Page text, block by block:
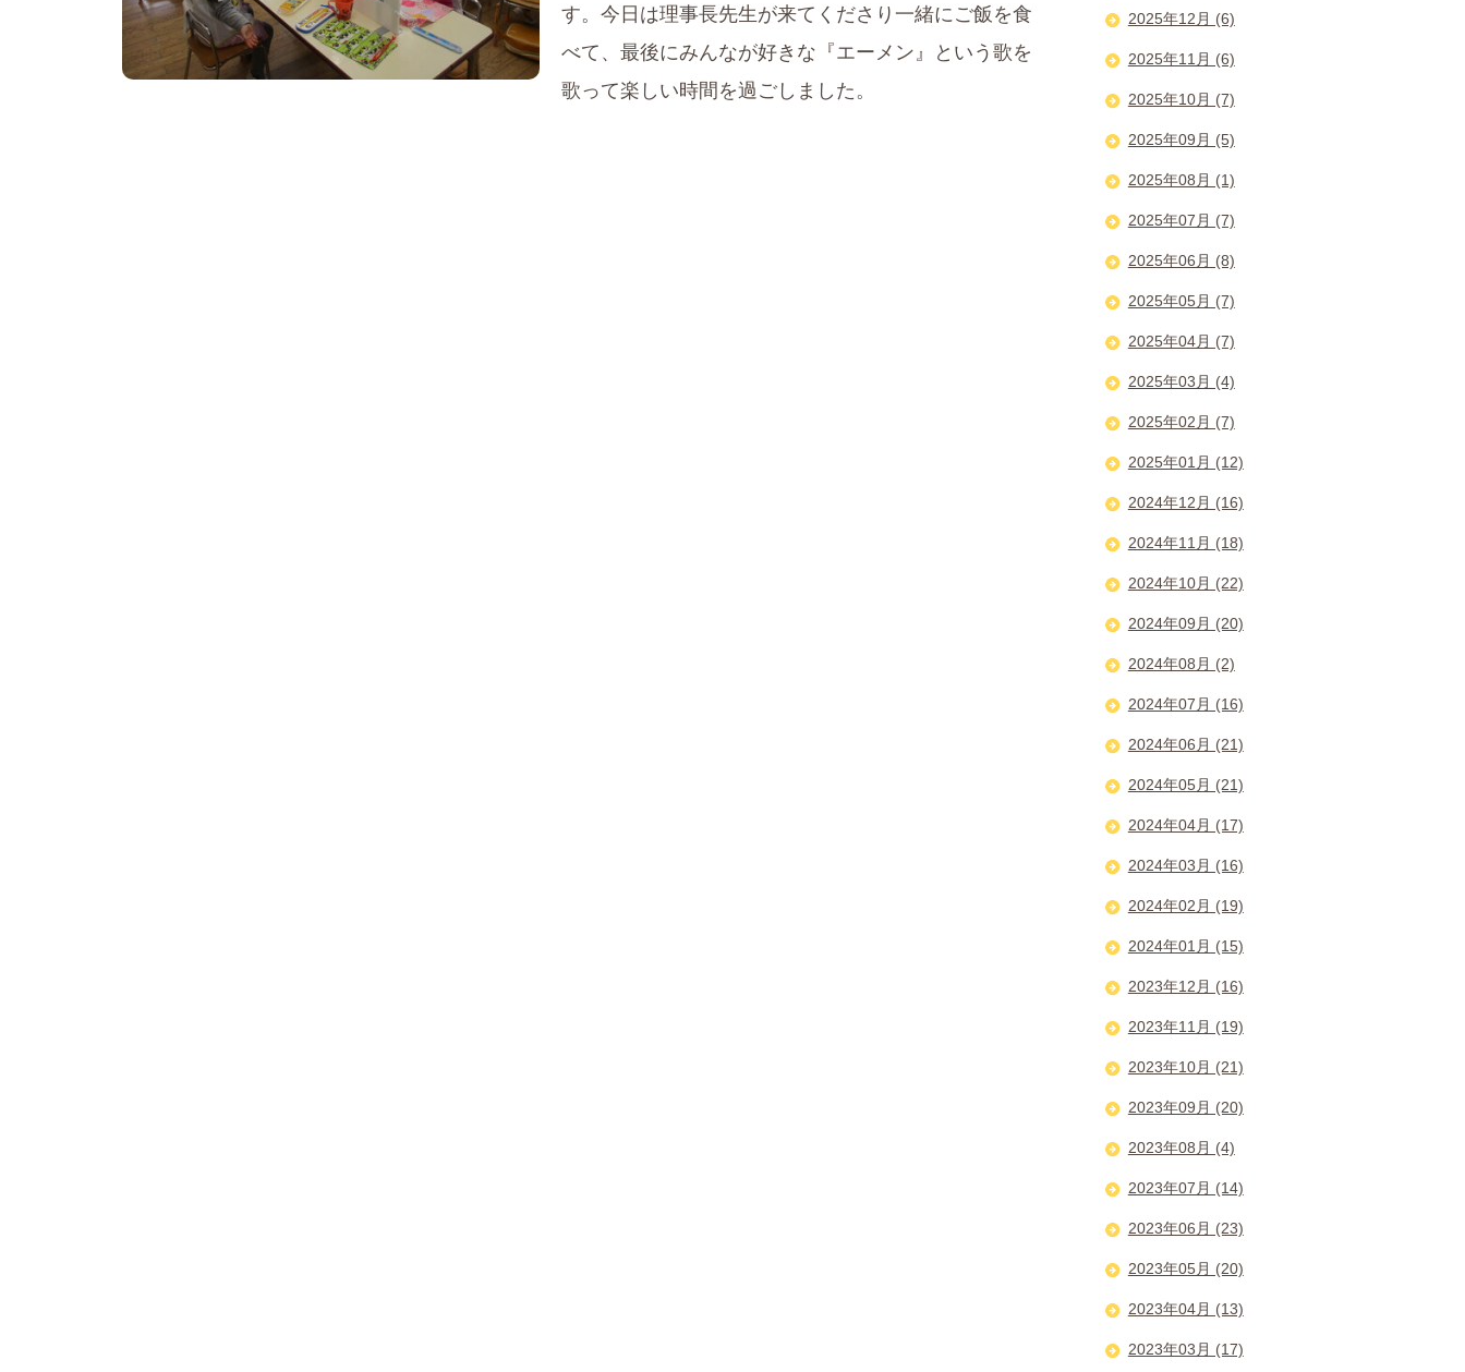
す。今日は理事長先生が来てくださり一緒にご飯を食
べて、最後にみんなが好きな『エーメン』という歌を
歌って楽しい時間を過ごしました。
2025年12月 (6)
2025年11月 (6)
2025年10月 (7)
2025年09月 (5)
2025年08月 (1)
2025年07月 (7)
2025年06月 (8)
2025年05月 (7)
2025年04月 (7)
2025年03月 (4)
2025年02月 (7)
2025年01月 (12)
2024年12月 (16)
2024年11月 (18)
2024年10月 (22)
2024年09月 (20)
2024年08月 (2)
2024年07月 (16)
2024年06月 (21)
2024年05月 (21)
2024年04月 (17)
2024年03月 (16)
2024年02月 (19)
2024年01月 (15)
2023年12月 (16)
2023年11月 (19)
2023年10月 (21)
2023年09月 (20)
2023年08月 (4)
2023年07月 (14)
2023年06月 (23)
2023年05月 (20)
2023年04月 (13)
2023年03月 (17)